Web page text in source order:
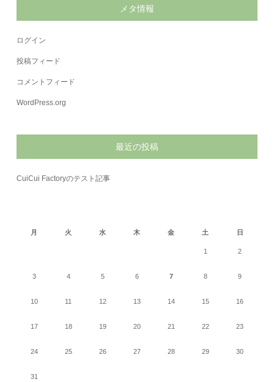
メタ情報
ログイン
投稿フィード
コメントフィード
WordPress.org
最近の投稿
CuiCui Factoryのテスト記事
月
火 水 木 金 土 日
1 2
3 4 5 6 7 8 9
10 11 12 13 14 15 16
17 18 19 20 21 22 23
24 25 26 27 28 29 30
31